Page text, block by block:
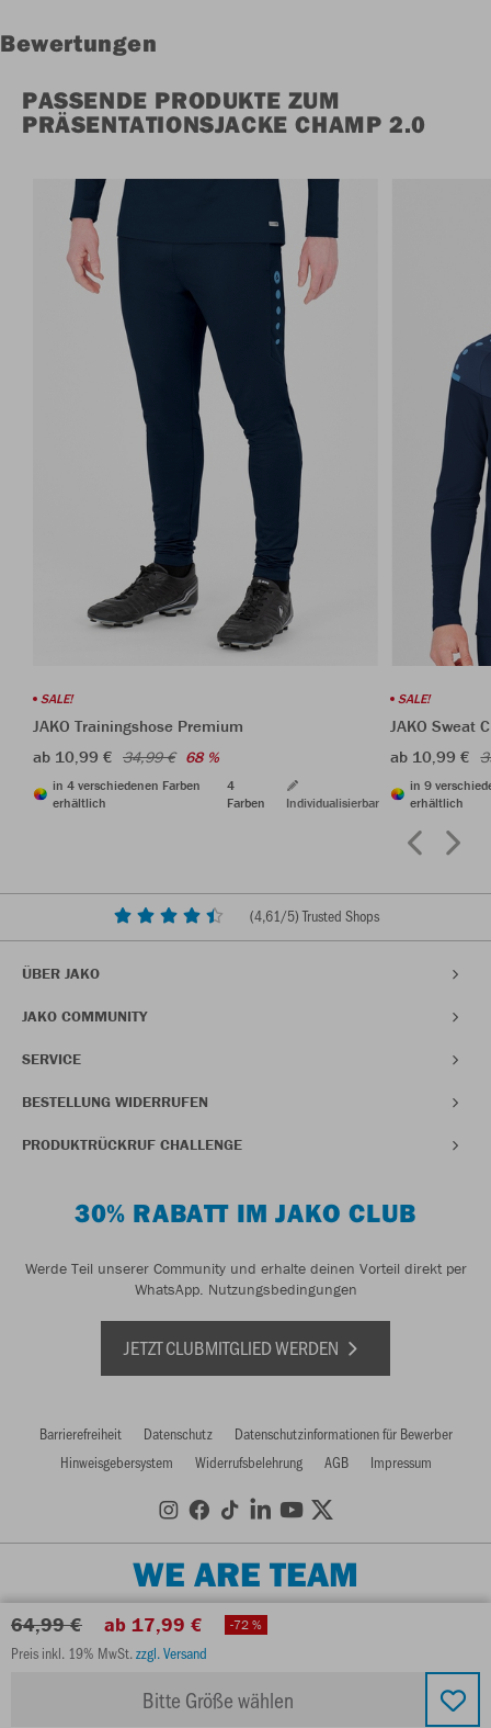
64,99 € ab 17,99 € -72 %
Preis inkl. 19% MwSt.zzgl. Versand
Bitte Größe wählen
Bewertungen
PASSENDE PRODUKTE ZUM
PRÄSENTATIONSJACKE CHAMP 2.0
SALE!
JAKO Trainingshose Premium
ab 10,99 € 34,99 € 68 %
in 4 verschiedenen Farben
erhältlich
4
Farben
Individualisierbar
SALE!
JAKO Sweat
ab 10,99 €
in 9
erhältlich
(4,61/5) Trusted Shops
ÜBER JAKO
JAKO COMMUNITY
SERVICE
BESTELLUNG WIDERRUFEN
PRODUKTRÜCKRUF CHALLENGE
30% RABATT IM JAKO CLUB
Werde Teil unserer Community und erhalte deinen Vorteil direkt per
WhatsApp. Nutzungsbedingungen
JETZT CLUBMITGLIED WERDEN
Barrierefreiheit Datenschutz
Datenschutzinformationen für Bewerber
Hinweisgebersystem
Widerrufsbelehrung AGB Impressum
WE ARE TEAM